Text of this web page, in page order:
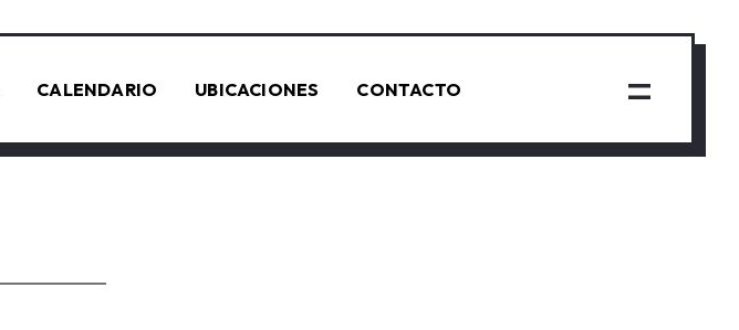
CALENDARIO UBICACIONES CONTACTO